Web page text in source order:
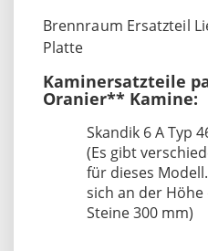
Brennraum Ersatzteil
Platte
Kaminersatzteile
Oranier** Kamine:
Skandik 6 A Typ
(Es gibt
für dieses
sich an der
Steine 300 mm)